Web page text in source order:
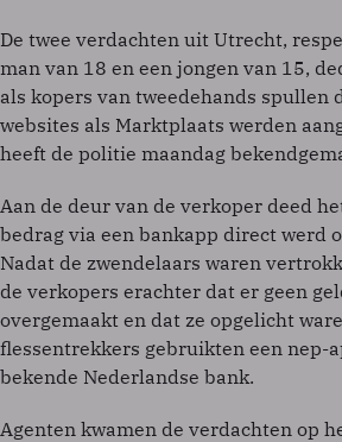
De twee verdachten uit Utrecht,
man van 18 en een jongen van 15,
als kopers van tweedehands spullen
websites als Marktplaats werden
heeft de politie maandag
Aan de deur van de verkoper deed
bedrag via een bankapp direct werd
Nadat de zwendelaars waren
de verkopers erachter dat er geen
overgemaakt en dat ze opgelicht
flessentrekkers gebruikten een nep-
bekende Nederlandse bank.
Agenten kwamen de verdachten op